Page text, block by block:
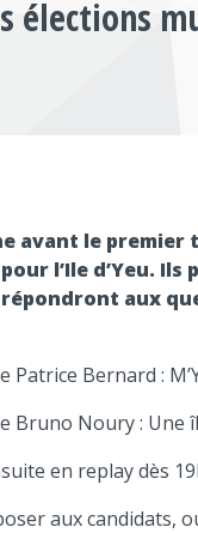
élections
avant le premier
l’Ile d’Yeu.
aux
Bernard :
Bruno Noury : Une
en replay dès
aux candidats,